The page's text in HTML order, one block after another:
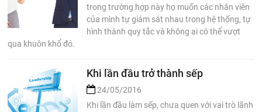
trong trường hợp này họ muốn các nhân viên
của mình tự giám sát nhau trong hệ thống, tự
hình thành quy tắc và không ai có thể vượt
qua khuôn khổ đó.
Khi lần đầu trở thành sếp
24/05/2016
Khi lần đầu làm sếp, chưa quen với vai trò lãnh